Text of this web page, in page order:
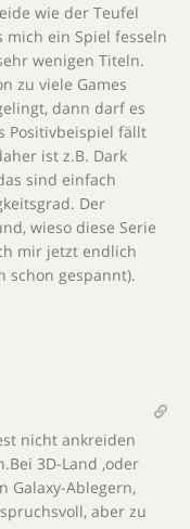
wie der Teufel
mich ein Spiel fesseln
wenigen Titeln.
zu viele Games
dann darf es
Positivbeispiel fällt
ist z.B. Dark
sind einfach
Der
wieso diese Serie
mir jetzt endlich
schon gespannt).
nicht ankreiden
3D-Land ,oder
Galaxy-Ablegern,
aber zu